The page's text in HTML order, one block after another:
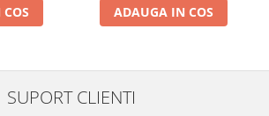
ADAUGA IN COS
SUPORT CLIENTI